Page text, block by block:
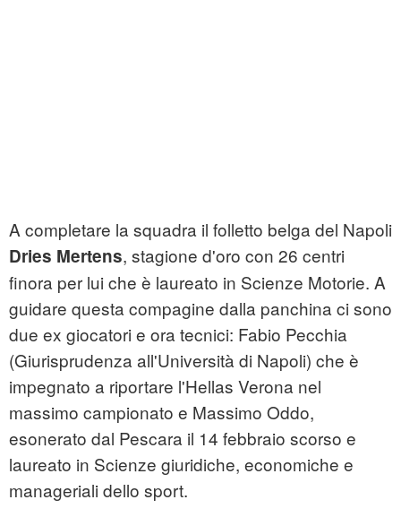
A completare la squadra il folletto belga del Napoli
Dries Mertens, stagione d'oro con 26 centri
finora per lui che è laureato in Scienze Motorie. A
guidare questa compagine dalla panchina ci sono
due ex giocatori e ora tecnici: Fabio Pecchia
(Giurisprudenza all'Università di Napoli) che è
impegnato a riportare l'Hellas Verona nel
massimo campionato e Massimo Oddo,
esonerato dal Pescara il 14 febbraio scorso e
laureato in Scienze giuridiche, economiche e
manageriali dello sport.